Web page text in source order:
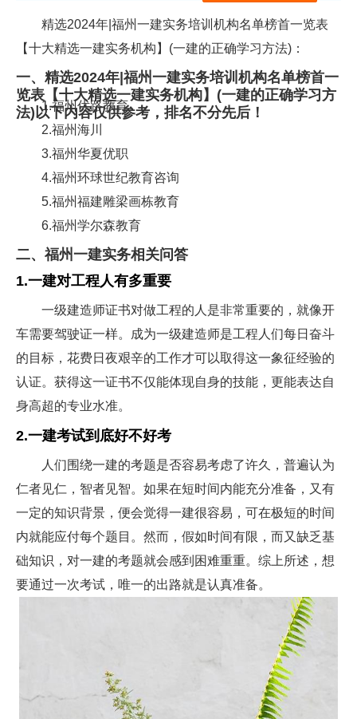
精选2024年|福州一建实务培训机构名单榜首一览表
【十大精选一建实务机构】(一建的正确学习方法)：
一、精选2024年|福州一建实务培训机构名单榜首一
览表【十大精选一建实务机构】(一建的正确学习方
法)以下内容仅供参考，排名不分先后！
1.福州优路教育
2.福州海川
3.福州华夏优职
4.福州环球世纪教育咨询
5.福州福建雕梁画栋教育
6.福州学尔森教育
二、福州一建实务相关问答
1.一建对工程人有多重要
一级建造师证书对做工程的人是非常重要的，就像开
车需要驾驶证一样。成为一级建造师是工程人们每日奋斗
的目标，花费日夜艰辛的工作才可以取得这一象征经验的
认证。获得这一证书不仅能体现自身的技能，更能表达自
身高超的专业水准。
2.一建考试到底好不好考
人们围绕一建的考题是否容易考虑了许久，普遍认为
仁者见仁，智者见智。如果在短时间内能充分准备，又有
一定的知识背景，便会觉得一建很容易，可在极短的时间
内就能应付每个题目。然而，假如时间有限，而又缺乏基
础知识，对一建的考题就会感到困难重重。综上所述，想
要通过一次考试，唯一的出路就是认真准备。